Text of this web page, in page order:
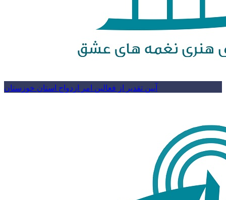
آیین تقدیر از فعالین امر ازدواج استان خوزستان